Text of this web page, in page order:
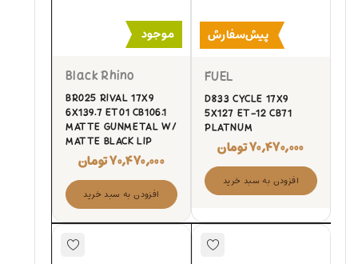
پیش‌سفارش
FUEL
D833 CYCLE 17X9
5X127 ET-12 CB71
PLATNUM
۷۰,۴۷۰,۰۰۰تومان
افزودن به سبد خرید
موجود
Black Rhino
BR025 RIVAL 17X9
6X139.7 ET01 CB106.1
MATTE GUNMETAL W/
MATTE BLACK LIP
۷۰,۴۷۰,۰۰۰تومان
افزودن به سبد خرید